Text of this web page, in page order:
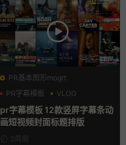
PR基本图形mogrt
PR字幕模板
VLOG
人物介绍
pr字幕模板 12款竖屏字幕条动
画短视频封面标题排版
2周前